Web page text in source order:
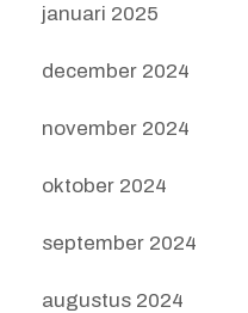
januari 2025
december 2024
november 2024
oktober 2024
september 2024
augustus 2024